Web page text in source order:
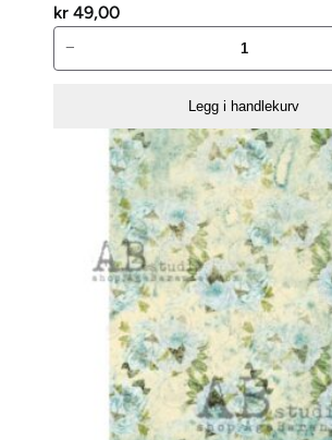
kr 49,00
Colored
−
Legg i handlekurv